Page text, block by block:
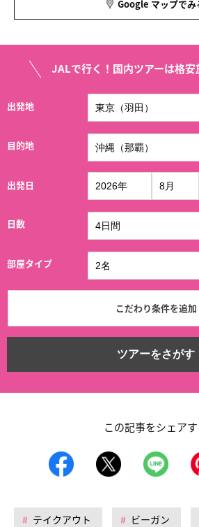
Google マップでみ
JALで行く！国内ツアーは格
出発地
目的地
出発日
日数
部屋タイプ
こだわり条件を追加
ツアーをさがす
この記事をシェアす
テイクアウト ビーガン